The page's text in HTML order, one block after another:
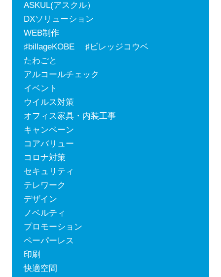
ASKUL(アスクル）
DXソリューション
WEB制作
♯billageKOBE ♯ビレッジコウベ
たわごと
アルコールチェック
イベント
ウイルス対策
オフィス家具・内装工事
キャンペーン
コアバリュー
コロナ対策
セキュリティ
テレワーク
デザイン
ノベルティ
プロモーション
ペーパーレス
印刷
快適空間